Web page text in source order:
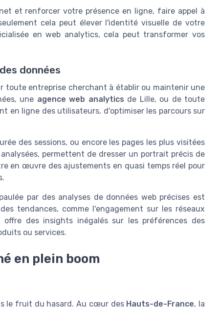
et renforcer votre présence en ligne, faire appel à
cela peut élever l'identité visuelle de votre
en web analytics, cela peut transformer vos
données
toute entreprise cherchant à établir ou maintenir une
une agence web analytics de Lille, ou de toute
en ligne des utilisateurs, d'optimiser les parcours sur
des sessions, ou encore les pages les plus visitées
permettent de dresser un portrait précis de
en œuvre des ajustements en quasi temps réel pour
par des analyses de données web précises est
tendances, comme l'engagement sur les réseaux
des insights inégalés sur les préférences des
ou services.
en plein boom
le fruit du hasard. Au cœur des Hauts-de-France, la